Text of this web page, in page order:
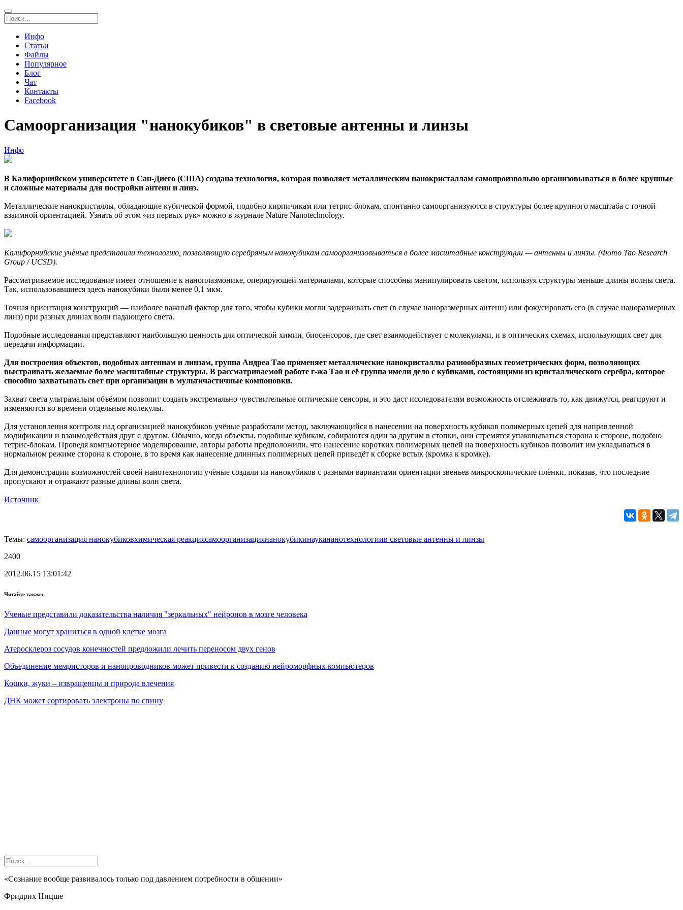
Инфо
Статьи
Файлы
Популярное
Блог
Чат
Контакты
Facebook
Самоорганизация "нанокубиков" в световые антенны и линзы
Инфо
В Калифорнийском университете в Сан-Диего (США) создана технология, которая позволяет металлическим нанокристаллам самопроизвольно организовываться в более крупные
и сложные материалы для постройки антенн и линз.
Металлические нанокристаллы, обладающие кубической формой, подобно кирпичикам или тетрис-блокам, спонтанно самоорганизуются в структуры более крупного масштаба с точной
взаимной ориентацией. Узнать об этом «из первых рук» можно в журнале Nature Nanotechnology.
Калифорнийские учёные представили технологию, позволяющую серебряным нанокубикам самоорганизовываться в более масштабные конструкции — антенны и линзы. (Фото Tao Research
Group / UCSD).
Рассматриваемое исследование имеет отношение к наноплазмонике, оперирующей материалами, которые способны манипулировать светом, используя структуры меньше длины волны света.
Так, использовавшиеся здесь нанокубики были менее 0,1 мкм.
Точная ориентация конструкций — наиболее важный фактор для того, чтобы кубики могли задерживать свет (в случае наноразмерных антенн) или фокусировать его (в случае наноразмерных
линз) при разных длинах волн падающего света.
Подобные исследования представляют наибольшую ценность для оптической химии, биосенсоров, где свет взаимодействует с молекулами, и в оптических схемах, использующих свет для
передачи информации.
Для построения объектов, подобных антеннам и линзам, группа Андреа Тао применяет металлические нанокристаллы разнообразных геометрических форм, позволяющих
выстраивать желаемые более масштабные структуры. В рассматриваемой работе г-жа Тао и её группа имели дело с кубиками, состоящими из кристаллического серебра, которое
способно захватывать свет при организации в мультичастичные компоновки.
Захват света ультрамалым объёмом позволит создать экстремально чувствительные оптические сенсоры, и это даст исследователям возможность отслеживать то, как движутся, реагируют и
изменяются во времени отдельные молекулы.
Для установления контроля над организацией нанокубиков учёные разработали метод, заключающийся в нанесении на поверхность кубиков полимерных цепей для направленной
модификации и взаимодействия друг с другом. Обычно, когда объекты, подобные кубикам, собираются один за другим в стопки, они стремятся упаковываться сторона к стороне, подобно
тетрис-блокам. Проведя компьютерное моделирование, авторы работы предположили, что нанесение коротких полимерных цепей на поверхность кубиков позволит им укладываться в
нормальном режиме сторона к стороне, в то время как нанесение длинных полимерных цепей приведёт к сборке встык (кромка к кромке).
Для демонстрации возможностей своей нанотехнологии учёные создали из нанокубиков с разными вариантами ориентации звеньев микроскопические плёнки, показав, что последние
пропускают и отражают разные длины волн света.
Источник
Темы: самоорганизация нанокубиковхимическая реакциясамоорганизациянанокубикинаукананотехнологиив световые антенны и линзы
2400
2012.06.15 13:01:42
Читайте также:
Ученые представили доказательства наличия "зеркальных" нейронов в мозге человека
Данные могут храниться в одной клетке мозга
Атеросклероз сосудов конечностей предложили лечить переносом двух генов
Объединение мемристоров и нанопроводников может привести к созданию нейроморфных компьютеров
Кошки, жуки – извращенцы и природа влечения
ДНК может сортировать электроны по спину
«Сознание вообще развивалось только под давлением потребности в общении»
Фридрих Ницше